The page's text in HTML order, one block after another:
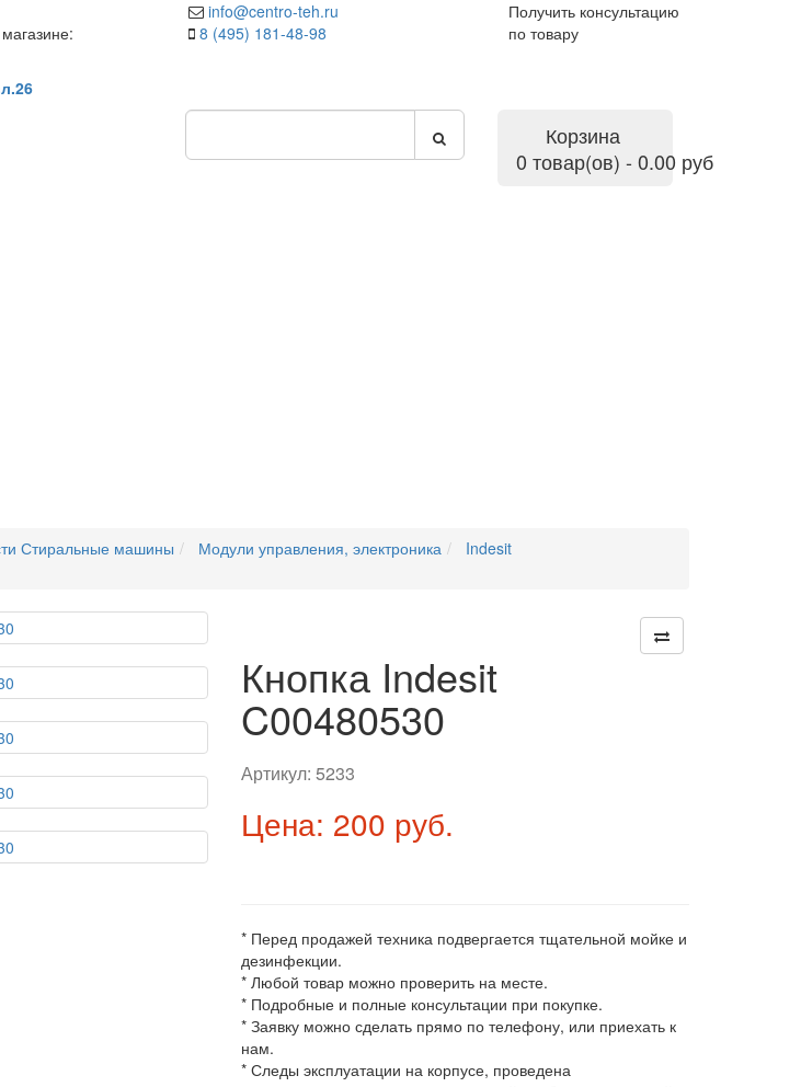
info@centro-teh.ru
8 (495) 181-48-98
Получить консультацию
по товару
Корзина
0 товар(ов) - 0.00 руб
Стиральные машины Модули управления, электроника
Indesit
Кнопка Indesit
C00480530
Артикул:5233
Цена: 200 руб.
* Перед продажей техника подвергается тщательной мойке и
дезинфекции.
* Любой товар можно проверить на месте.
* Подробные и полные консультации при покупке.
* Заявку можно сделать прямо по телефону, или приехать к
нам.
* Следы эксплуатации на корпусе, проведена